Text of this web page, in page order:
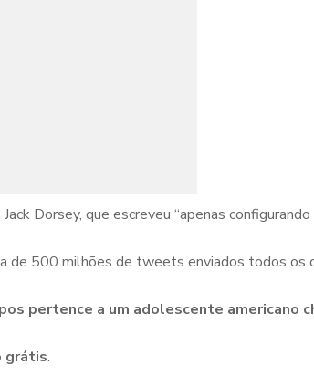
Dorsey, que escreveu “apenas
de 500 milhões de tweets enviados todos os
pertence a um adolescente americano
grátis.